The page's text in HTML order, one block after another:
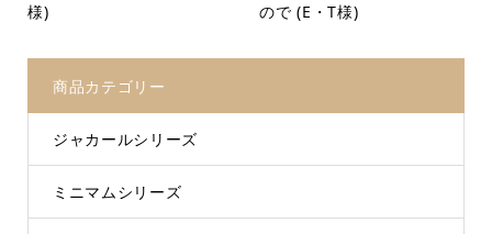
様)
ので (E・T様)
商品カテゴリー
ジャカールシリーズ
ミニマムシリーズ